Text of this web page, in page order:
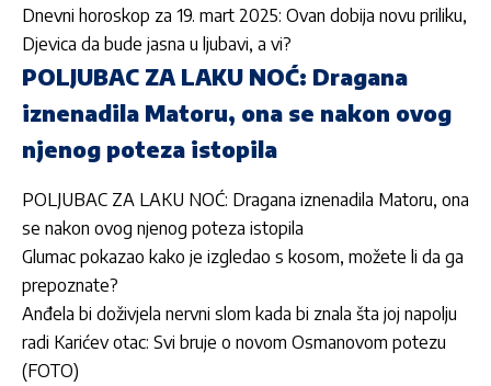
Dnevni horoskop za 19. mart 2025: Ovan dobija novu priliku,
Djevica da bude jasna u ljubavi, a vi?
POLJUBAC ZA LAKU NOĆ: Dragana
iznenadila Matoru, ona se nakon ovog
njenog poteza istopila
POLJUBAC ZA LAKU NOĆ: Dragana iznenadila Matoru, ona
se nakon ovog njenog poteza istopila
Glumac pokazao kako je izgledao s kosom, možete li da ga
prepoznate?
Anđela bi doživjela nervni slom kada bi znala šta joj napolju
radi Karićev otac: Svi bruje o novom Osmanovom potezu
(FOTO)